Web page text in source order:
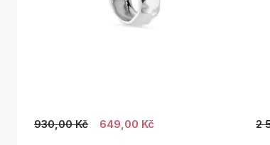
930,00 Kč 649,00 Kč 2